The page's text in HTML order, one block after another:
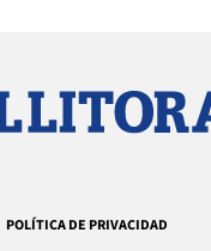
POLÍTICA DE PRIVACIDAD